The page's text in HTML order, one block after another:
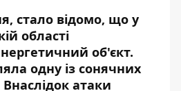
стало відомо, що у
області
об'єкт.
одну із сонячних
атаки